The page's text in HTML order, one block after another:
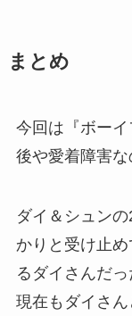
まとめ
今回は『ボー
後や愛着障害な
ダイ＆シュン
かりと受け止
るダイさんだ
現在もダイさ